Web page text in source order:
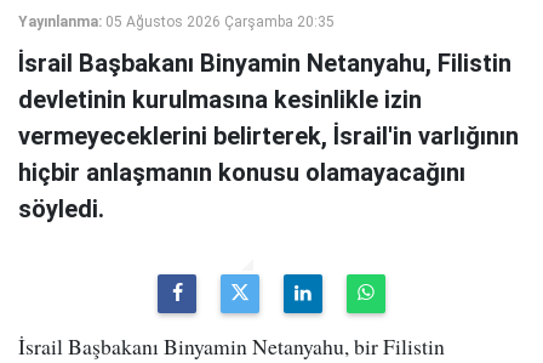
Yayınlanma: 05 Ağustos 2026 Çarşamba 20:35
İsrail Başbakanı Binyamin Netanyahu, Filistin
devletinin kurulmasına kesinlikle izin
vermeyeceklerini belirterek, İsrail'in varlığının
hiçbir anlaşmanın konusu olamayacağını
söyledi.
İsrail Başbakanı Binyamin Netanyahu, bir Filistin